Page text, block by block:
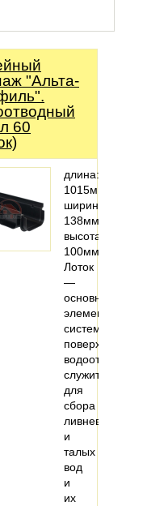
"Альта-
60
длина:
1015мм;
ширина:
138мм;
высота:
100мм
Лоток
—
основной
элемент
системы
поверхностного
водоотвода,
служит
для
сбора
ливневых
и
талых
вод
и
их